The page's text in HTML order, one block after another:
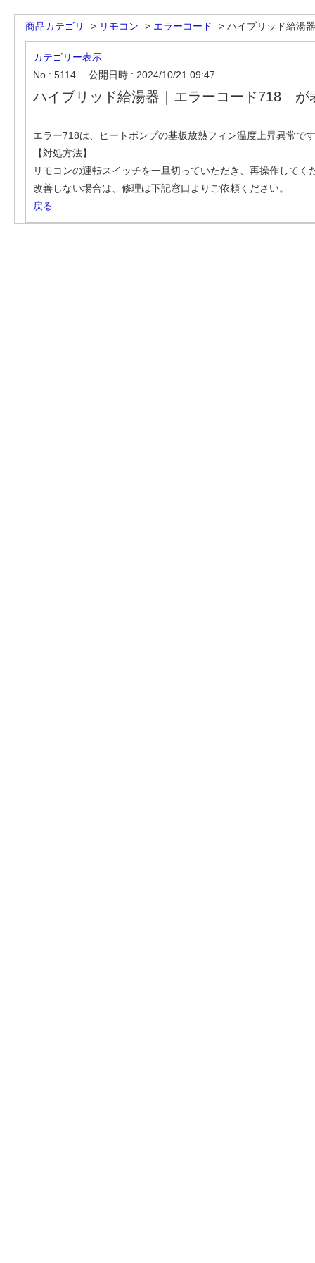
商品カテゴリ > リモコン > エラーコード > ハイブリッド給湯
カテゴリー表示
No : 5114
公開日時 : 2024/10/21 09:47
ハイブリッド給湯器｜エラーコード718 が
エラー718は、ヒートポンプの基板放熱フィン温度上昇異常で
【対処方法】
リモコンの運転スイッチを一旦切っていただき、再操作してく
改善しない場合は、修理は下記窓口よりご依頼ください。
戻る